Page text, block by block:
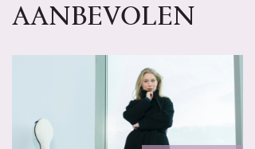
AANBEVOLEN